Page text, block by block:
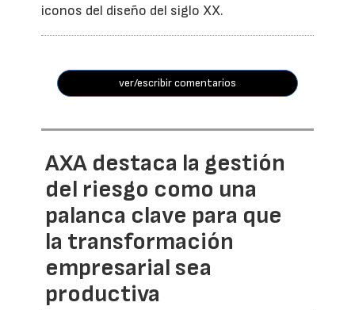
iconos del diseño del siglo XX.
ver/escribir comentarios
AXA destaca la gestión
del riesgo como una
palanca clave para que
la transformación
empresarial sea
productiva